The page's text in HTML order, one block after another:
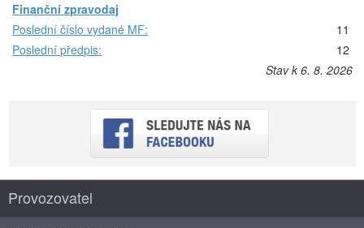
Finanční zpravodaj
Poslední číslo vydané MF:
11
Poslední předpis:
12
Stav k 6. 8. 2026
Provozovatel